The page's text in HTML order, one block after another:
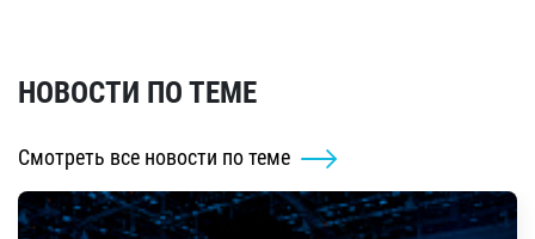
НОВОСТИ ПО ТЕМЕ
Смотреть все новости по теме